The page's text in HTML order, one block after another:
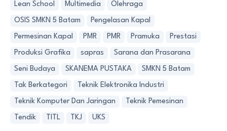
Lean School Multimedia Olehraga
OSIS SMKN 5 Batam Pengelasan Kapal
Permesinan Kapal PMR PMR Pramuka Prestasi
Produksi Grafika sapras Sarana dan Prasarana
Seni Budaya SKANEMA PUSTAKA SMKN 5 Batam
Tak Berkategori Teknik Elektronika Industri
Teknik Komputer Dan Jaringan Teknik Pemesinan
Tendik TITL TKJ UKS